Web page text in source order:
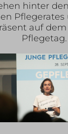
hinter
auf
Pflegetag.